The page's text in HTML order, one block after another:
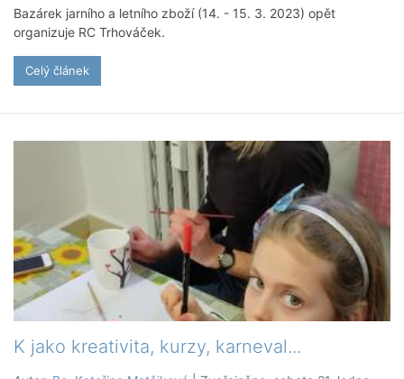
Bazárek jarního a letního zboží (14. - 15. 3. 2023) opět
organizuje RC Trhováček.
Celý článek
K jako kreativita, kurzy, karneval...